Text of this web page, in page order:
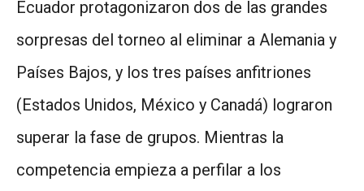
Ecuador protagonizaron dos de las grandes
sorpresas del torneo al eliminar a Alemania y
Países Bajos, y los tres países anfitriones
(Estados Unidos, México y Canadá) lograron
superar la fase de grupos. Mientras la
competencia empieza a perfilar a los